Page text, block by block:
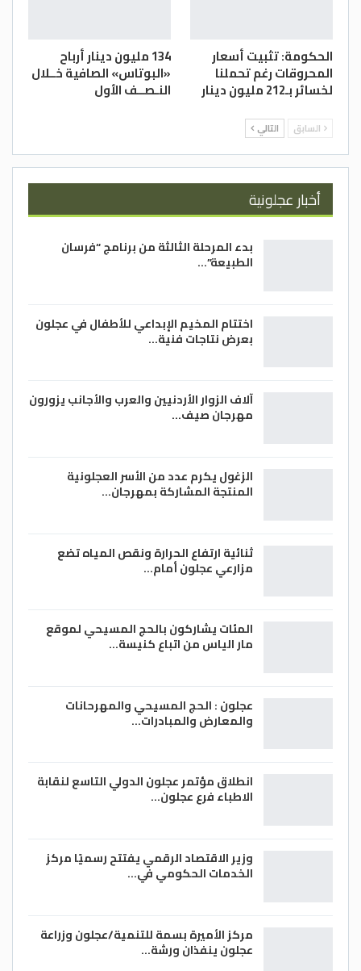
الحكومة: تثبيت أسعار
المحروقات رغم تحملنا
لخسائر بـ212 مليون دينار
134 مليون دينار أرباح
«البوتاس» الصافية خــلال
النـصــف الأول
السابق التالي
أخبار عجلونية
بدء المرحلة الثالثة من برنامج “فرسان
الطبيعة”…
اختتام المخيم الإبداعي للأطفال في عجلون
بعرض نتاجات فنية…
آلاف الزوار الأردنيين والعرب والأجانب يزورون
مهرجان صيف…
الزغول يكرم عدد من الأسر العجلونية
المنتجة المشاركة بمهرجان…
ثنائية ارتفاع الحرارة ونقص المياه تضع
مزارعي عجلون أمام…
المئات يشاركون بالحج المسيحي لموقع
مار الياس من اتباع كنيسة…
عجلون : الحج المسيحي والمهرحانات
والمعارض والمبادرات…
انطلاق مؤتمر عجلون الدولي التاسع لنقابة
الاطباء فرع عجلون…
وزير الاقتصاد الرقمي يفتتح رسميًا مركز
الخدمات الحكومي في…
مركز الأميرة بسمة للتنمية/عجلون وزراعة
عجلون ينفذان ورشة…